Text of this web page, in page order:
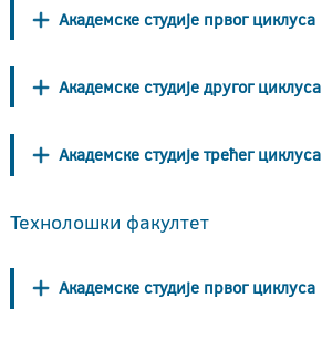
Академске студије првог циклуса
Академске студије другог циклуса
Академске студије трећег циклуса
Технолошки факултет
Академске студије првог циклуса